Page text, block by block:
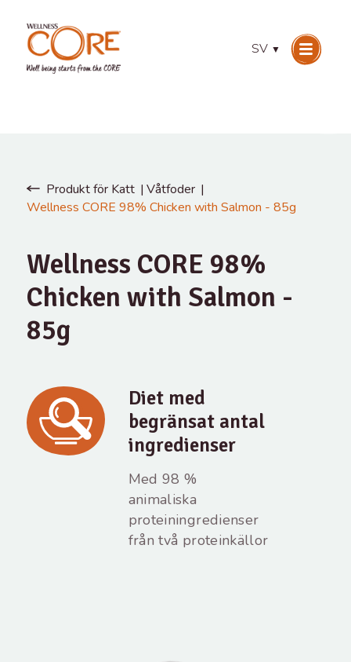
SV ▼
Produkt för Katt
Våtfoder
Wellness CORE 98% Chicken with Salmon - 85g
Wellness CORE 98%
Chicken with Salmon -
85g
Diet med
begränsat antal
ingredienser
Med 98 %
animaliska
proteiningredienser
från två proteinkällor